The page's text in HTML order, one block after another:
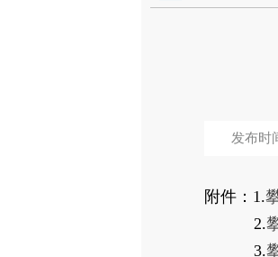
发布时
附件：1.
2.
3.